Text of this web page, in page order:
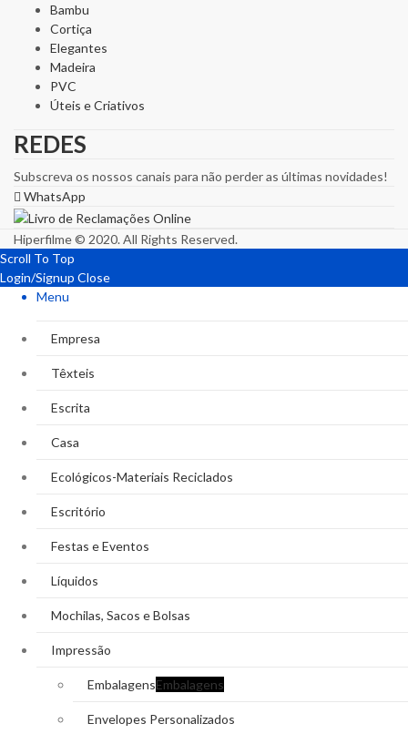
Bambu
Cortiça
Elegantes
Madeira
PVC
Úteis e Criativos
REDES
Subscreva os nossos canais para não perder as últimas novidades!
WhatsApp
Hiperfilme © 2020. All Rights Reserved.
Scroll To Top
Login/Signup Close
Menu
Empresa
Têxteis
Escrita
Casa
Ecológicos-Materiais Reciclados
Escritório
Festas e Eventos
Líquidos
Mochilas, Sacos e Bolsas
Impressão
EmbalagensEmbalagens
Envelopes Personalizados